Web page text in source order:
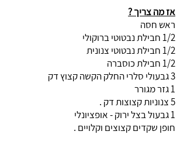
אז מה צריך ?
ראש חסה
1/2 חבילת נבטוטי ברוקולי
1/2 חבילת נבטוטי צנונית
1/2 חבילת כוסברה
3 גבעולי סלרי החלק הקשה קצוץ דק
1 גזר מגורר
5 צנוניות קצוצות דק .
1 גבעול בצל ירוק - אופציונלי
חופן שקדים קצוצים וקלויים .